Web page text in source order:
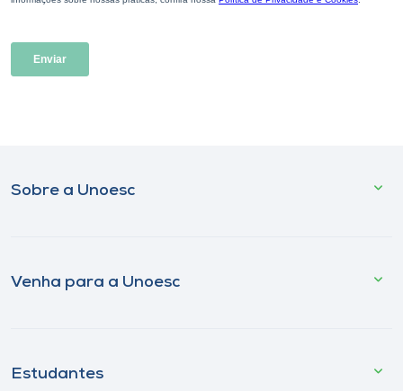
Sobre a Unoesc
Venha para a Unoesc
Estudantes